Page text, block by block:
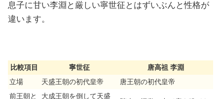
息子に甘い李淵と厳しい寧世征とはずいぶんと性格が
違います。
比較項目 寧世征
唐高祖 李淵
立場
天盛王朝の初代皇帝
唐王朝の初代皇帝
前王朝と
大成王朝を倒して天盛